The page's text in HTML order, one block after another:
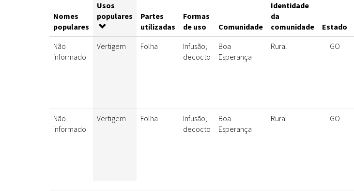
Nomes
populares
Usos
populares
Partes
utilizadas
Formas
de uso
Comunidade
Identidade
da
comunidade
Estado
Não
informado
Vertigem Folha
Infusão;
decocto
Boa
Esperança
Rural GO
Não
informado
Vertigem Folha
Infusão;
decocto
Boa
Esperança
Rural GO